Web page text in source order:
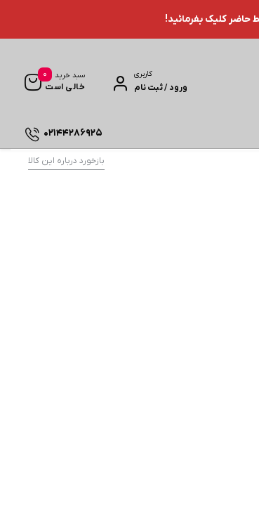
حاضر کلیک بفرمائید!
کاربری
ورود / ثبت نام
سبد خرید
خالی است
0
02144286925
بازخورد درباره این کالا